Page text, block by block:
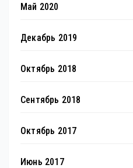
Май 2020
Декабрь 2019
Октябрь 2018
Сентябрь 2018
Октябрь 2017
Июнь 2017